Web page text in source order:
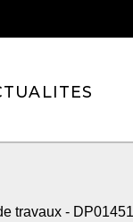
travaux -